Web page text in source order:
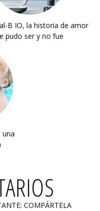
B IO, la historia de amor
pudo ser y no fue
una
COMPÁRTELA